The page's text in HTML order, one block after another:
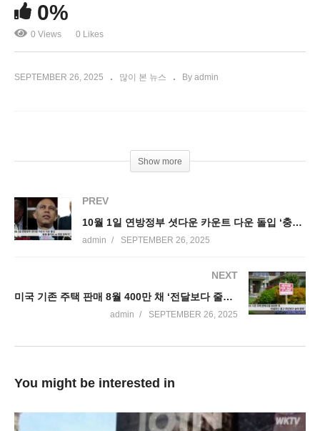
회보장 연금 직접 입금, 비자대면 인터뷰’
0%
0 Views 0 Likes
SEPTEMBER 26, 2025 많이 본 뉴스 By admin
Show more
PREV
10월 1일 연방정부 셧다운 카운트 다운 돌입 ‘충돌 불가피 vs 막판 피하기’
admin SEPTEMBER 26, 2025
NEXT
미국 기존 주택 판매 8월 400만 채 ‘전달보다 줄고 전년보다 늘어 정체’
admin SEPTEMBER 26, 2025
You might be interested in